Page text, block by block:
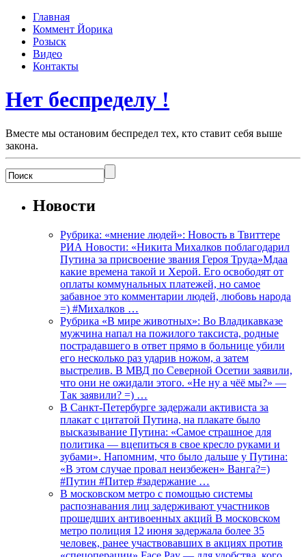
Главная
Коммент Йорика
Розыск
Видео
Контакты
Нет беспределу !
Вместе мы остановим беспредел тех, кто ставит себя выше
закона.
Новости
Рубрика: «мнение людей»: Новость в Твиттере
РИА Новости: «Никита Михалков поблагодарил
Путина за присвоение звания Героя Труда»Мдаа
какие времена такой и Херой. Его освободят от
оплаты коммунальных платежей, но самое
забавное это комментарии людей, любовь народа
=) #Михалков …
Рубрика «В мире животных»: Во Владикавказе
мужчина напал на пожилого таксиста, родные
пострадавшего в ответ прямо в больнице убили
его несколько раз ударив ножом, а затем
выстрелив. В МВД по Северной Осетии заявили,
что они не ожидали этого. «Не ну а чёё мы?» —
Так заявили? =) …
В Санкт-Петербурге задержали активиста за
плакат с цитатой Путина, на плакате было
высказывание Путина: «Самое страшное для
политика — вцепиться в свое кресло руками и
зубами». Напомним, что было дальше у Путина:
«В этом случае провал неизбежен» Ванга?=)
#Путин #Питер #задержание …
В московском метро с помощью системы
распознавания лиц задерживают участников
прошедших антивоенных акций В московском
метро полиция 12 июня задержала более 35
человек, ранее участвовавших в акциях против